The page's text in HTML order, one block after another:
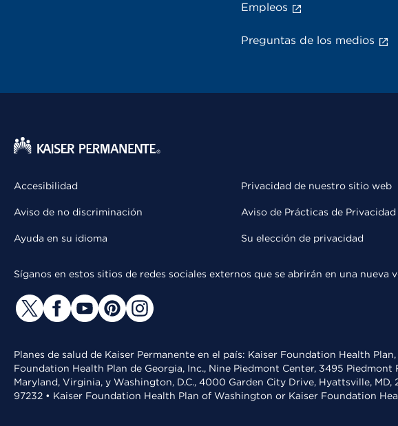
Empleos
Preguntas de los medios
Accesibilidad
Aviso de no discriminación
Ayuda en su idioma
Privacidad de nuestro sitio web
Aviso de Prácticas de Privacidad
Su elección de privacidad
Síganos en estos sitios de redes sociales externos que se abrirán en una nueva
Planes de salud de Kaiser Permanente en el país: Kaiser Foundation Health
Foundation Health Plan de Georgia, Inc., Nine Piedmont Center, 3495
Maryland, Virginia, y Washington, D.C., 4000 Garden City Drive, Hyattsville,
97232 • Kaiser Foundation Health Plan of Washington or Kaiser Foundation